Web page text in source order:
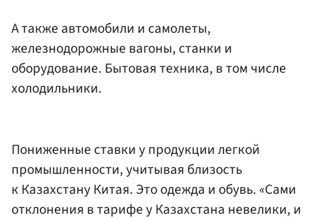
А также автомобили и самолеты,
железнодорожные вагоны, станки и
оборудование. Бытовая техника, в том числе
холодильники.
Пониженные ставки у продукции легкой
промышленности, учитывая близость
к Казахстану Китая. Это одежда и обувь. «Сами
отклонения в тарифе у Казахстана невелики, и